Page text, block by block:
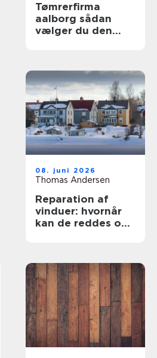
Tømrerfirma
aalborg sådan
vælger du den
08. juni 2026
Thomas Andersen
Reparation af
vinduer: hvornår
kan de reddes og